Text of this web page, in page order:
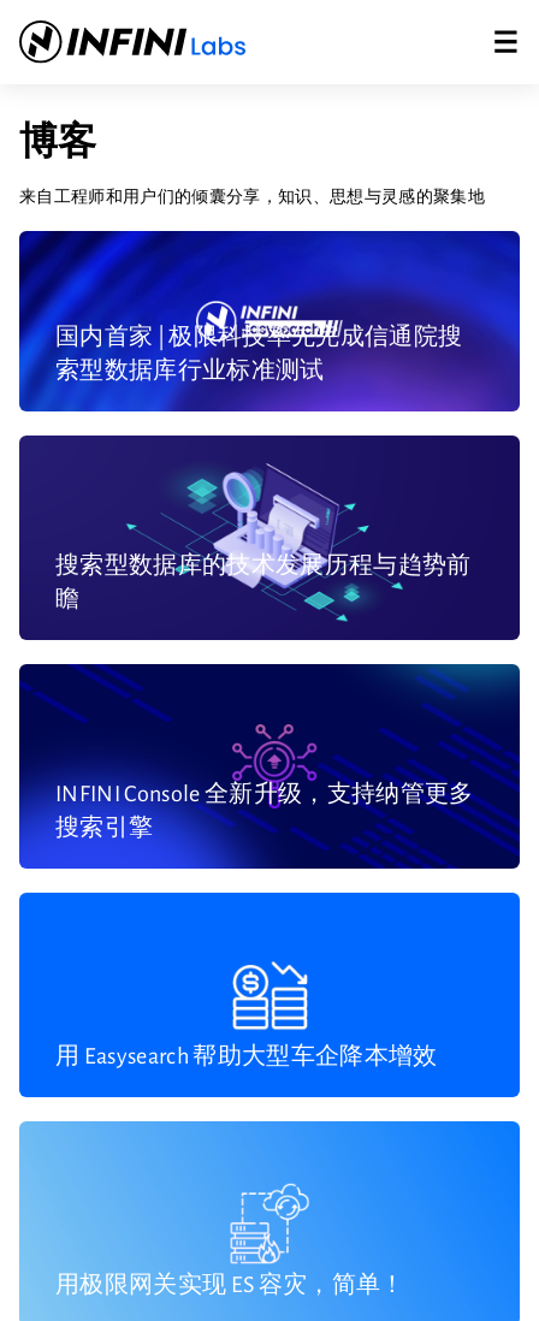
博客
来自工程师和用户们的倾囊分享，知识、思想与灵感的聚集地
国内首家 | 极限科技率先完成信通院搜
索型数据库行业标准测试
搜索型数据库的技术发展历程与趋势前
瞻
INFINI Console 全新升级，支持纳管更多
搜索引擎
用 Easysearch 帮助大型车企降本增效
用极限网关实现 ES 容灾，简单！